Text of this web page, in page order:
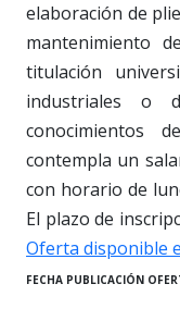
elaboración de
mantenimiento
titulación
industriales o
conocimientos
contempla un
con horario de
El plazo de
Oferta disponible
FECHA PUBLICACIÓN